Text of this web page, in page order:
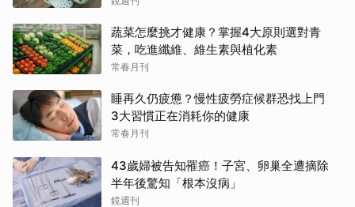
蔬菜怎麼挑才健康？掌握4大原則選對青
菜，吃進纖維、維生素與植化素
常春月刊
睡再久仍疲憊？慢性疲勞症候群恐找上門
3大習慣正在消耗你的健康
常春月刊
43歲婦被告知罹癌！子宮、卵巢全遭摘除
半年後驚知「根本沒病」
鏡週刊